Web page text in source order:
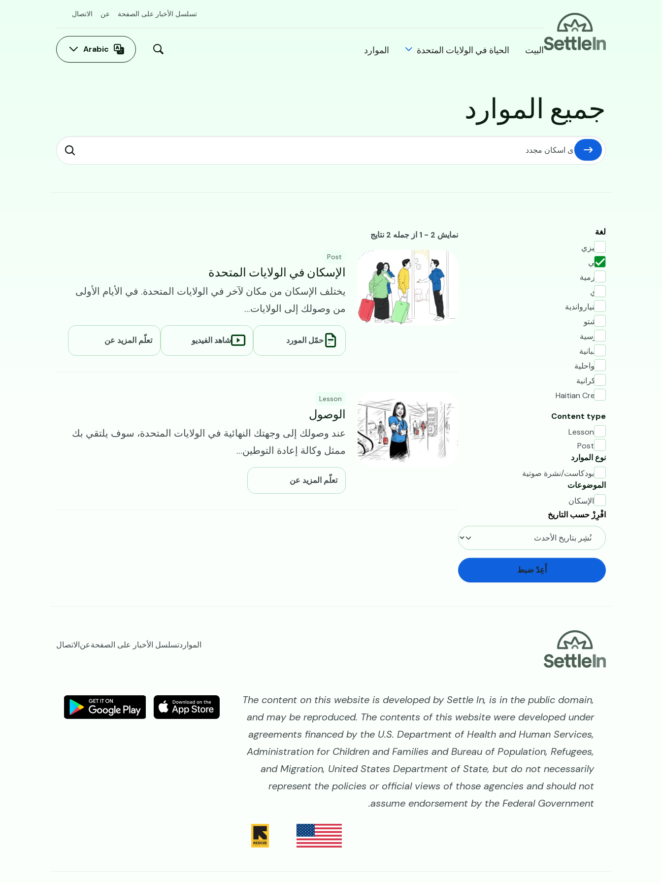
تسلسل الأخبار على الصفحة عن الاتصال
البيت الحياة في الولايات المتحدة الموارد Arabic
جميع الموارد
لغة
إنجليزي
عربي
البورمية
داري
الكينيارواندية
الباشتو
الروسية
الأسبانية
السواحلية
الأوكرانية
Haitian Creole
Content type
Lesson
Post
نوع الموارد
بودكاست/نشرة صوتية
الموضوعات
الإسكان
افْرِزْ حسب التاريخ
أَعِدْ ضبط
جميع الموارد
نمایش 2 - 1 از جمله 2 نتایج
Post
الإسكان في الولایات المتحدة
یختلف الإسكان من مكان لآخر في الولایات المتحدة. في الأیام الأولى
من وصولك إلى الولایات...
حمّل المورد شاهد الفيديو تعلّم المزيد عن
Lesson
الوصول
عند وصولك إلى وجهتك النهائية في الولايات المتحدة، سوف يلتقي بك
ممثل وكالة إعادة التوطين...
تعلّم المزيد عن
المواردتسلسل الأخبار على الصفحةعنالاتصال
The content on this website is developed by Settle In, is in the public domain,
and may be reproduced. The contents of this website were developed under
agreements financed by the U.S. Department of Health and Human Services,
Administration for Children and Families and Bureau of Population, Refugees,
and Migration, United States Department of State, but do not necessarily
represent the policies or official views of those agencies and should not
assume endorsement by the Federal Government.
Image Image
Image